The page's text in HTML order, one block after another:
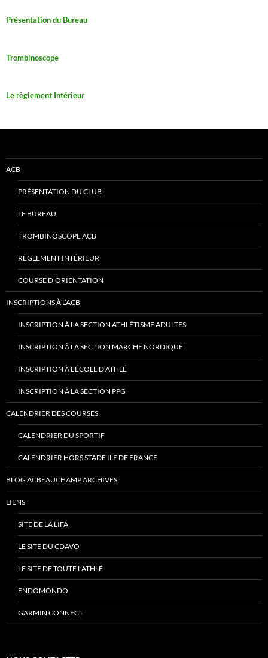
Présentation du Bureau
Trombinoscope
Le règlement Intérieur
ACB
PRÉSENTATION DU CLUB
LE BUREAU
TROMBINOSCOPE ACB
RÈGLEMENT INTÉRIEUR
COURSE D’ORIENTATION
INSCRIPTIONS À L’ACB
INSCRIPTION À LA SECTION ATHLÉTISME ADULTES
INSCRIPTION À LA SECTION MARCHE NORDIQUE
INSCRIPTION À L’ÉCOLE D’ATHLÉ
INSCRIPTION À LA SECTION PPG
CALENDRIER DES COURSES
CALENDRIER DU SPORTIF
CALENDRIER HORS STADE ILE DE FRANCE
BLOG ACBEAUCHAMP ARCHIVES
LIENS
SITE DE LA LIFA
LE SITE DU CDAVO
LE SITE DE TOUTE L’ATHLÉ
ENDOMONDO
GARMIN CONNECT